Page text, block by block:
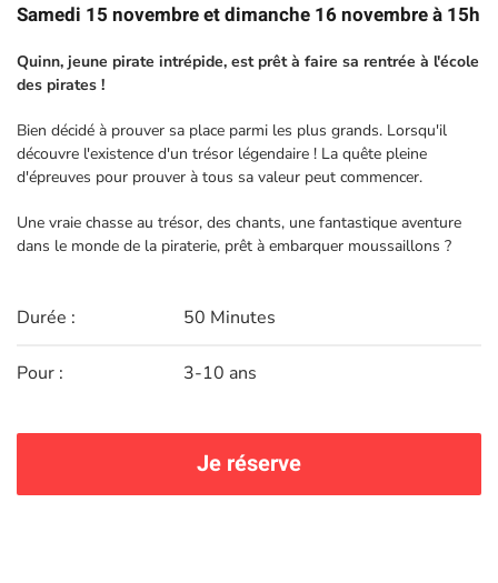
Samedi 15 novembre et dimanche 16 novembre à 15h
Quinn, jeune pirate intrépide, est prêt à faire sa rentrée à l'école
des pirates !
Bien décidé à prouver sa place parmi les plus grands. Lorsqu'il
découvre l'existence d'un trésor légendaire ! La quête pleine
d'épreuves pour prouver à tous sa valeur peut commencer.
Une vraie chasse au trésor, des chants, une fantastique aventure
dans le monde de la piraterie, prêt à embarquer moussaillons ?
Durée : 50 Minutes
Pour : 3-10 ans
Je réserve